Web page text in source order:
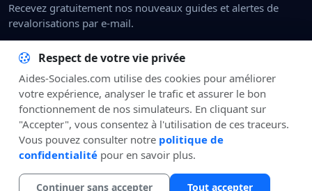
Recevez gratuitement nos nouveaux guides et alertes de
revalorisations par e-mail.
À Propos CGUConfidentialitéMentions LégalesContact
© 2026Aides-Sociales.com— Média indépendant d'information sur
les droits sociaux.
SSL 256-bit Conforme RGPD
Respect de votre vie privée
Aides-Sociales.com utilise des cookies pour améliorer
votre expérience, analyser le trafic et assurer le bon
fonctionnement de nos simulateurs. En cliquant sur
"Accepter", vous consentez à l'utilisation de ces traceurs.
Vous pouvez consulter notre politique de
confidentialité pour en savoir plus.
Continuer sans accepter Tout accepter